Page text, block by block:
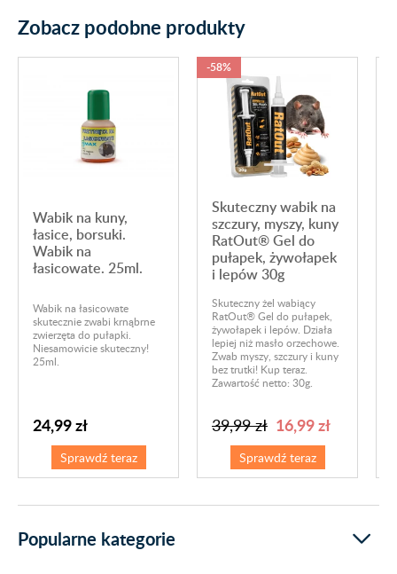
Zobacz podobne produkty
Wabik na kuny,
łasice, borsuki.
Wabik na
łasicowate. 25ml.
Wabik na łasicowate
skutecznie zwabi krnąbrne
zwierzęta do pułapki.
Niesamowicie skuteczny!
25ml.
24,99 zł
Sprawdź teraz
Skuteczny wabik na
szczury, myszy, kuny
RatOut® Gel do
pułapek, żywołapek
i lepów 30g
-58%
Skuteczny żel wabiący
RatOut® Gel do pułapek,
żywołapek i lepów. Działa
lepiej niż masło orzechowe.
Zwab myszy, szczury i kuny
bez trutki! Kup teraz.
Zawartość netto: 30g.
39,99 zł 16,99 zł
Sprawdź teraz
Popularne kategorie